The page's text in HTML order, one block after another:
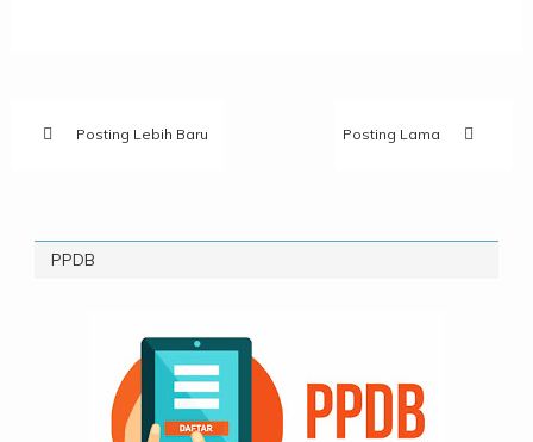
Posting Lebih Baru Posting Lama
PPDB